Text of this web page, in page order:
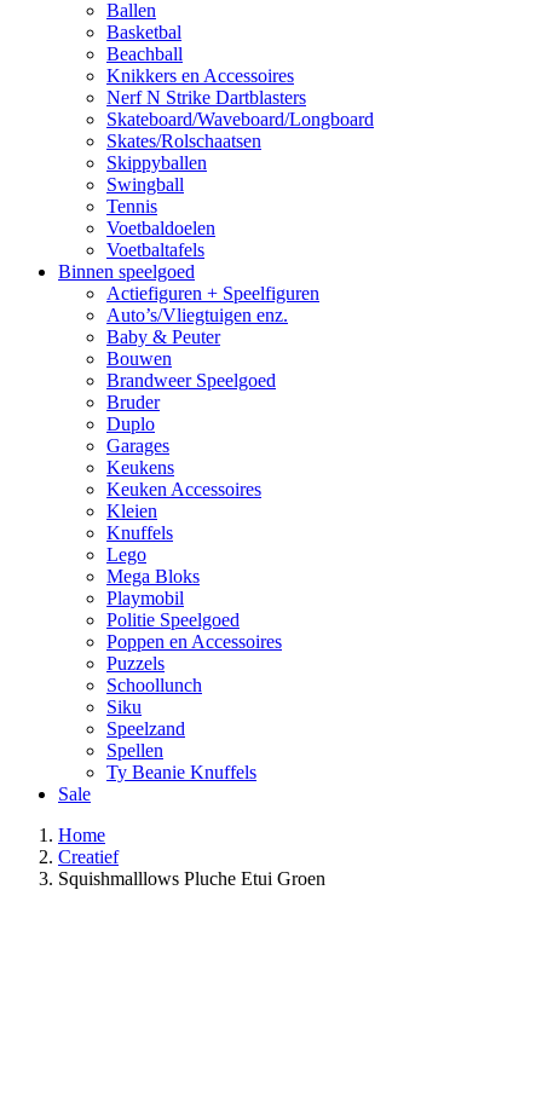
Ballen
Basketbal
Beachball
Knikkers en Accessoires
Nerf N Strike Dartblasters
Skateboard/Waveboard/Longboard
Skates/Rolschaatsen
Skippyballen
Swingball
Tennis
Voetbaldoelen
Voetbaltafels
Binnen speelgoed
Actiefiguren + Speelfiguren
Auto’s/Vliegtuigen enz.
Baby & Peuter
Bouwen
Brandweer Speelgoed
Bruder
Duplo
Garages
Keukens
Keuken Accessoires
Kleien
Knuffels
Lego
Mega Bloks
Playmobil
Politie Speelgoed
Poppen en Accessoires
Puzzels
Schoollunch
Siku
Speelzand
Spellen
Ty Beanie Knuffels
Sale
Home
Creatief
Squishmalllows Pluche Etui Groen